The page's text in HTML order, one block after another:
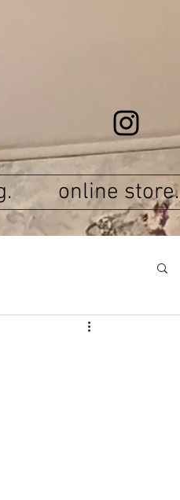
online store.